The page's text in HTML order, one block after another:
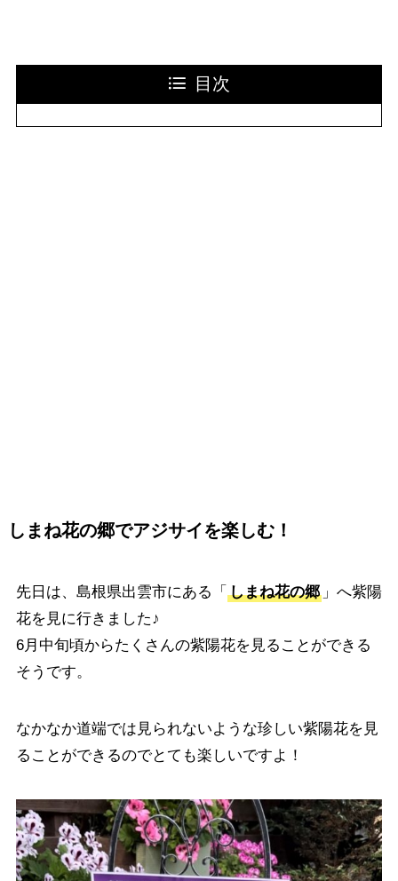
目次
しまね花の郷でアジサイを楽しむ！
先日は、島根県出雲市にある「 しまね花の郷」へ紫陽
花を見に行きました♪
6月中旬頃からたくさんの紫陽花を見ることができる
そうです。
なかなか道端では見られないような珍しい紫陽花を見
ることができるのでとても楽しいですよ！